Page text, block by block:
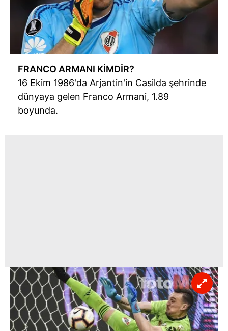
FRANCO ARMANI KİMDİR?
16 Ekim 1986'da Arjantin'in Casilda şehrinde
dünyaya gelen Franco Armani, 1.89
boyunda.